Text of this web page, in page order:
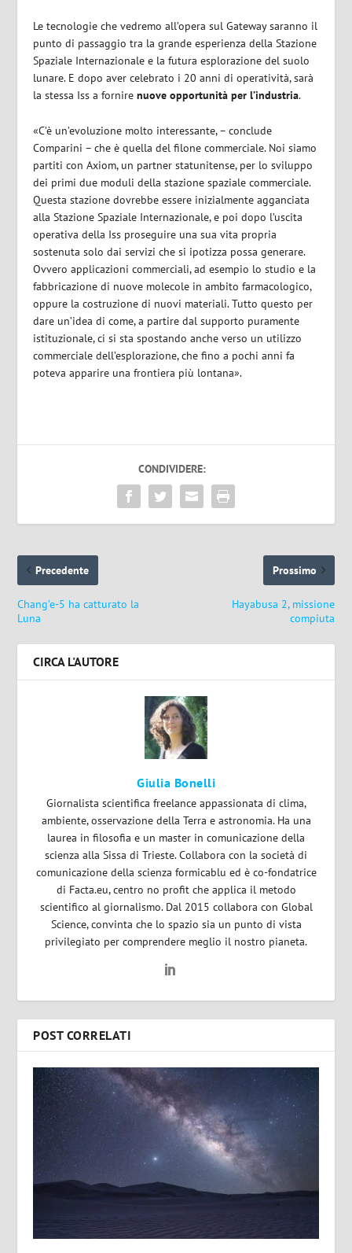
Le tecnologie che vedremo all’opera sul Gateway saranno il
punto di passaggio tra la grande esperienza della Stazione
Spaziale Internazionale e la futura esplorazione del suolo
lunare. E dopo aver celebrato i 20 anni di operatività, sarà
la stessa Iss a fornirenuove opportunità per l’industria.
«C’è un’evoluzione molto interessante, – conclude
Comparini – che è quella del filone commerciale. Noi siamo
partiti con Axiom, un partner statunitense, per lo sviluppo
dei primi due moduli della stazione spaziale commerciale.
Questa stazione dovrebbe essere inizialmente agganciata
alla Stazione Spaziale Internazionale, e poi dopo l’uscita
operativa della Iss proseguire una sua vita propria
sostenuta solo dai servizi che si ipotizza possa generare.
Ovvero applicazioni commerciali, ad esempio lo studio e la
fabbricazione di nuove molecole in ambito farmacologico,
oppure la costruzione di nuovi materiali. Tutto questo per
dare un’idea di come, a partire dal supporto puramente
istituzionale, ci si sta spostando anche verso un utilizzo
commerciale dell’esplorazione, che fino a pochi anni fa
poteva apparire una frontiera più lontana».
CONDIVIDERE:
Precedente
Chang’e-5 ha catturato la
Luna
Prossimo
Hayabusa 2, missione
compiuta
CIRCA L'AUTORE
Giulia Bonelli
Giornalista scientifica freelance appassionata di clima,
ambiente, osservazione della Terra e astronomia. Ha una
laurea in filosofia e un master in comunicazione della
scienza alla Sissa di Trieste. Collabora con la società di
comunicazione della scienza formicablu ed è co-fondatrice
di Facta.eu, centro no profit che applica il metodo
scientifico al giornalismo. Dal 2015 collabora con Global
Science, convinta che lo spazio sia un punto di vista
privilegiato per comprendere meglio il nostro pianeta.
POST CORRELATI